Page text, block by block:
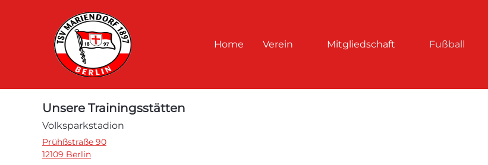
Home Verein Mitgliedschaft Fußball
Unsere Trainingsstätten
Volksparkstadion
Prühßstraße 90
12109 Berlin